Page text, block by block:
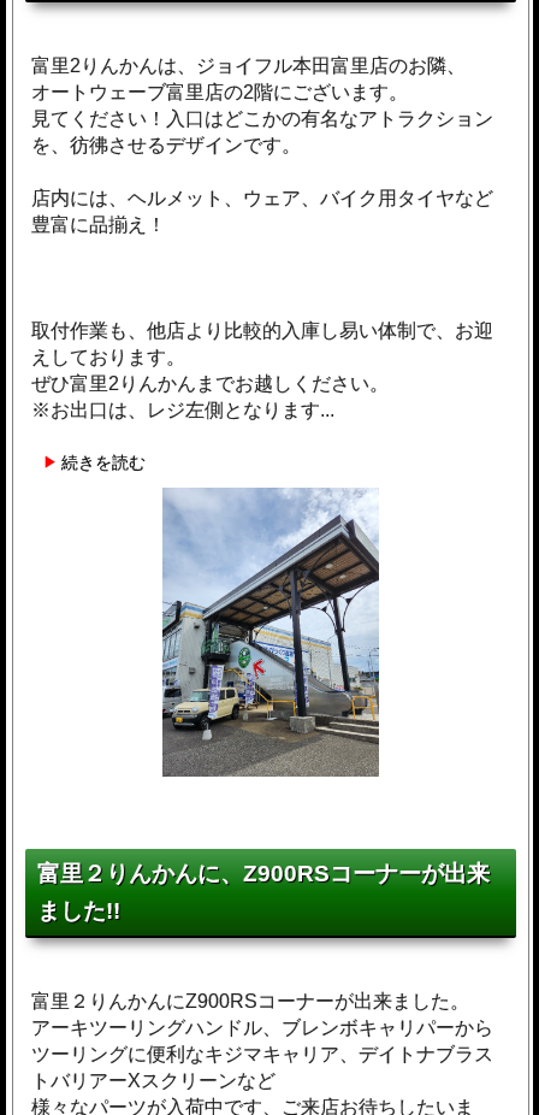
富里2りんかんは、ジョイフル本田富里店のお隣、
オートウェーブ富里店の2階にございます。
見てください！入口はどこかの有名なアトラクション
を、彷彿させるデザインです。
店内には、ヘルメット、ウェア、バイク用タイヤなど
豊富に品揃え！
取付作業も、他店より比較的入庫し易い体制で、お迎
えしております。
ぜひ富里2りんかんまでお越しください。
※お出口は、レジ左側となります...
続きを読む
富里２りんかんに、Z900RSコーナーが出来
ました!!
富里２りんかんにZ900RSコーナーが出来ました。
アーキツーリングハンドル、ブレンボキャリパーから
ツーリングに便利なキジマキャリア、デイトナブラス
トバリアーXスクリーンなど
様々なパーツが入荷中です、ご来店お待ちしたいま